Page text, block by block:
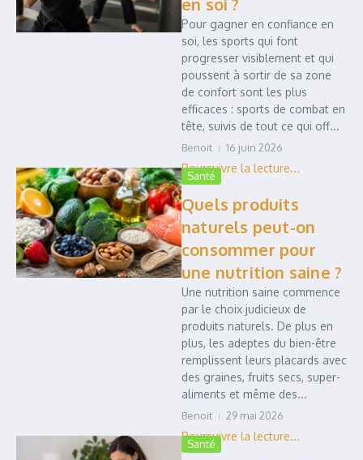
Pour gagner en confiance en
soi, les sports qui font
progresser visiblement et qui
poussent à sortir de sa zone
de confort sont les plus
efficaces : sports de combat en
tête, suivis de tout ce qui off...
Benoit 16 juin 2026
Santé
Quels produits
naturels peut-on
consommer pour
une nutrition saine ?
Une nutrition saine commence
par le choix judicieux de
produits naturels. De plus en
plus, les adeptes du bien-être
remplissent leurs placards avec
des graines, fruits secs, super-
aliments et même des...
Benoit 29 mai 2026
Santé